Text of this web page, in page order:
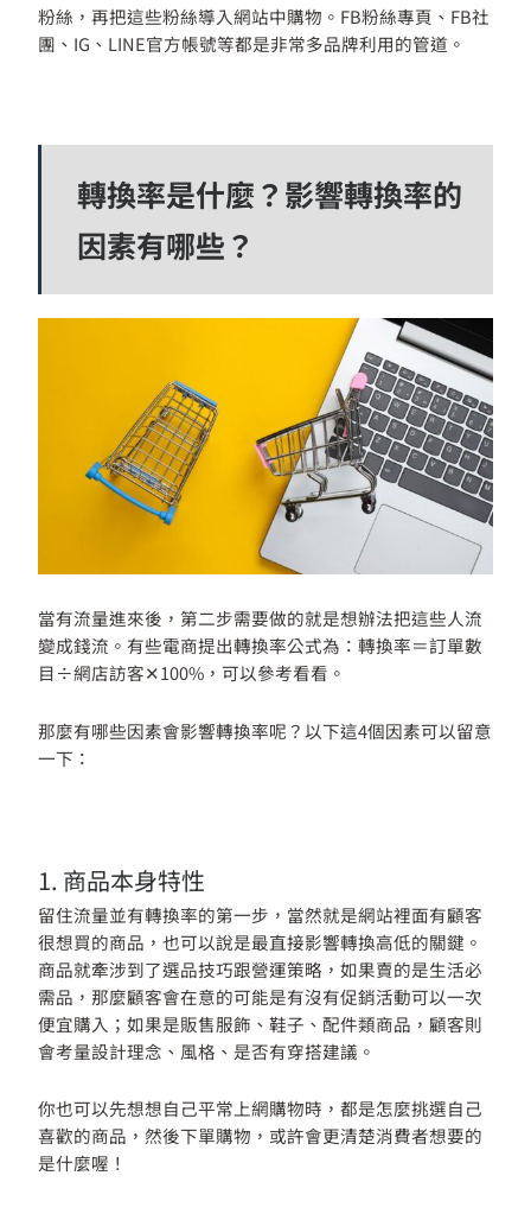
粉絲，再把這些粉絲導入網站中購物。FB粉絲專頁、FB社
團、IG、LINE官方帳號等都是非常多品牌利用的管道。
轉換率是什麼？影響轉換率的
因素有哪些？
當有流量進來後，第二步需要做的就是想辦法把這些人流
變成錢流。有些電商提出轉換率公式為：轉換率＝訂單數
目÷網店訪客✕100%，可以參考看看。
那麼有哪些因素會影響轉換率呢？以下這4個因素可以留意
一下：
1. 商品本身特性
留住流量並有轉換率的第一步，當然就是網站裡面有顧客
很想買的商品，也可以說是最直接影響轉換高低的關鍵。
商品就牽涉到了選品技巧跟營運策略，如果賣的是生活必
需品，那麼顧客會在意的可能是有沒有促銷活動可以一次
便宜購入；如果是販售服飾、鞋子、配件類商品，顧客則
會考量設計理念、風格、是否有穿搭建議。
你也可以先想想自己平常上網購物時，都是怎麼挑選自己
喜歡的商品，然後下單購物，或許會更清楚消費者想要的
是什麼喔！